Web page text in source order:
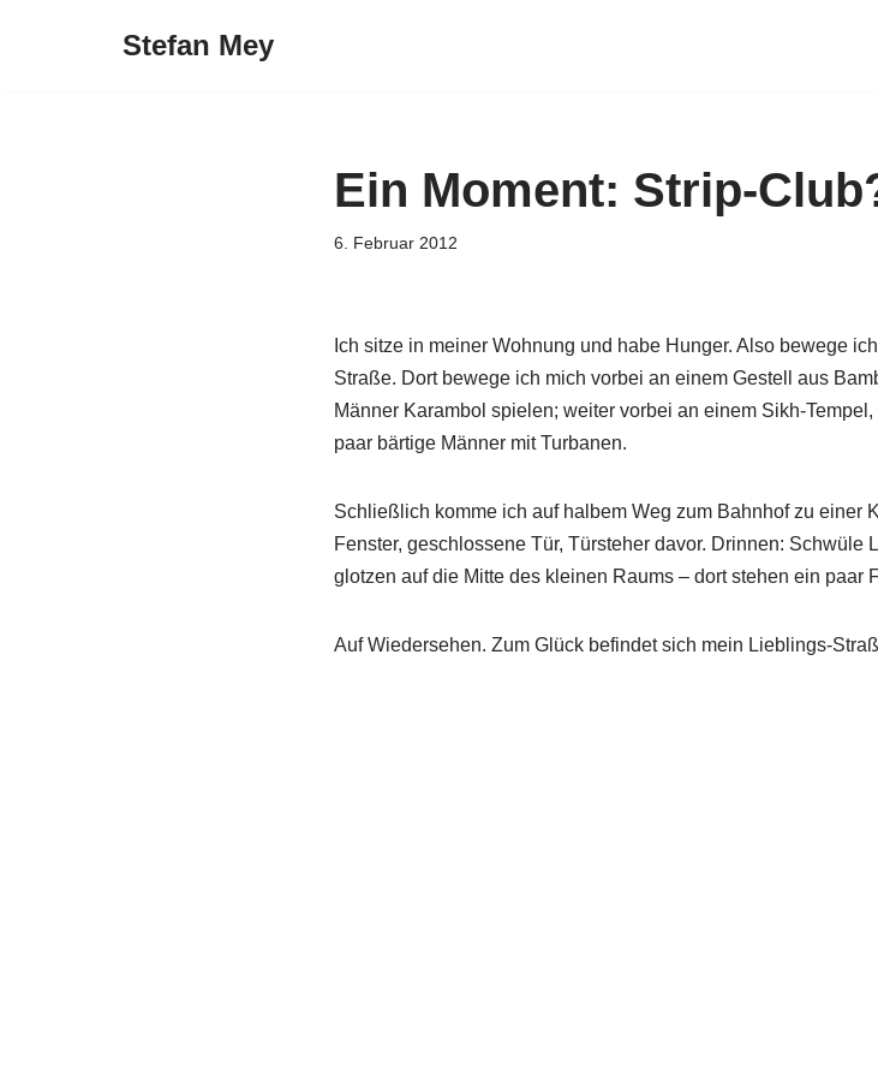
Stefan Mey
Ein Moment: Strip-
6. Februar 2012
Ich sitze in meiner Wohnung und habe Hunger. Also bewege
Straße. Dort bewege ich mich vorbei an einem Gestell aus
Männer Karambol spielen; weiter vorbei an einem Sikh-
paar bärtige Männer mit Turbanen.
Schließlich komme ich auf halbem Weg zum Bahnhof zu einer
Fenster, geschlossene Tür, Türsteher davor. Drinnen: Schwüle
glotzen auf die Mitte des kleinen Raums – dort stehen ein paar
Auf Wiedersehen. Zum Glück befindet sich mein Lieblings-